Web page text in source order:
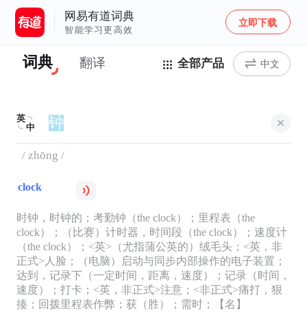
网易有道词典
智能学习更高效
立即下载
词典 翻译 全部产品 中文
英
中
/ zhōng /
clock
时钟，时钟的；考勤钟（the clock）；里程表（the
clock）；（比赛）计时器，时间段（the clock）；速度计
（the clock）；<英>（尤指蒲公英的）绒毛头；<英，非
正式>人脸；（电脑）启动与同步内部操作的电子装置；
达到，记录下（一定时间，距离，速度）；记录（时间，
速度）；打卡；<英，非正式>注意；<非正式>痛打，狠
揍；回拨里程表作弊；获（胜）；需时；【名】